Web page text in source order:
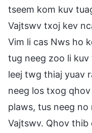
tseem kom kuv
Vajtswv txoj kev
Vim li cas Nws ho
tug neeg zoo li
leej twg thiaj yuav
neeg los txog
plaws, tus neeg
Vajtswv. Qhov